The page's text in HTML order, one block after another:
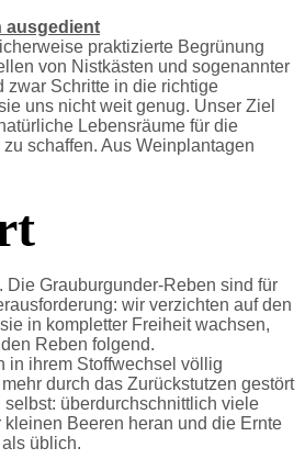
ausgedient
praktizierte Begrünung
von Nistkästen und sogenannter
zwar Schritte in die richtige
uns nicht weit genug. Unser Ziel
Lebensräume für die
schaffen. Aus Weinplantagen
Die Grauburgunder-Reben sind für
wir verzichten auf den
in kompletter Freiheit wachsen,
Reben folgend.
in ihrem Stoffwechsel völlig
durch das Zurückstutzen gestört
überdurchschnittlich viele
kleinen Beeren heran und die Ernte
üblich.